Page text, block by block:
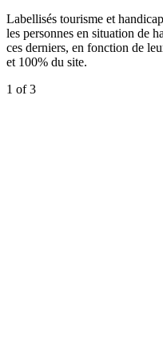
Labellisés tourisme et
les personnes en situation de
ces derniers, en fonction de
et 100% du site.
1 of 3